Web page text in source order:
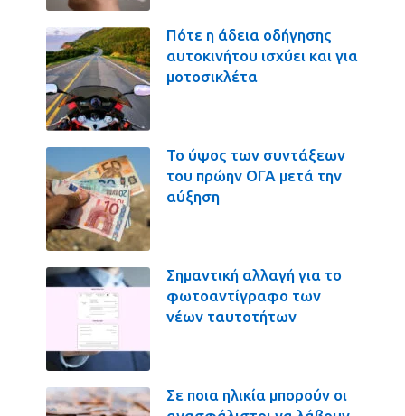
Πότε η άδεια οδήγησης
αυτοκινήτου ισχύει και για
μοτοσικλέτα
Το ύψος των συντάξεων
του πρώην ΟΓΑ μετά την
αύξηση
Σημαντική αλλαγή για το
φωτοαντίγραφο των
νέων ταυτοτήτων
Σε ποια ηλικία μπορούν οι